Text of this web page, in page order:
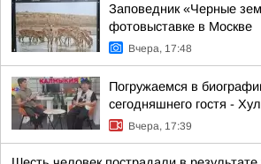
Заповедник «Черные
фотовыставке в Москве
Вчера, 17:48
Погружаемся в
сегодняшнего гостя -
Вчера, 17:39